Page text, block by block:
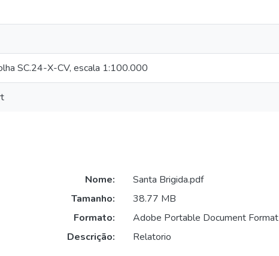
SC.24-X-CV, escala 1:100.000
Nome:
Santa Brigida.pdf
Tamanho:
38.77 MB
Formato:
Adobe Portable Document Format
Descrição:
Relatorio